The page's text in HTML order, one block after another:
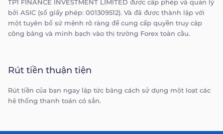
TP1 FINANCE INVESTMENT LIMITED được cấp phép và quản lý
bởi ASIC (số giấy phép: 001309512). Và đã được thành lập với
một tuyên bố sứ mệnh rõ ràng để cung cấp quyền truy cập
công bằng và minh bạch vào thị trường Forex toàn cầu.
Rút tiền thuận tiện
Rút tiền của bạn ngay lập tức bằng cách sử dụng một loạt các
hệ thống thanh toán có sẵn.